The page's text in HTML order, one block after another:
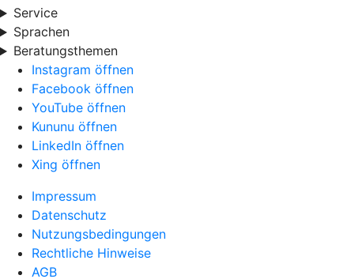
Service
Sprachen
Beratungsthemen
Instagram öffnen
Facebook öffnen
YouTube öffnen
Kununu öffnen
LinkedIn öffnen
Xing öffnen
Impressum
Datenschutz
Nutzungsbedingungen
Rechtliche Hinweise
AGB